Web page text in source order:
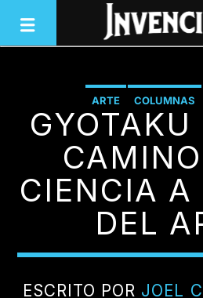
INVENCIBLE
JUNTOS SOMOS
ARTE COLUMNAS
GYOTAKU
CIENCIA A
DEL
ESCRITO POR JOEL